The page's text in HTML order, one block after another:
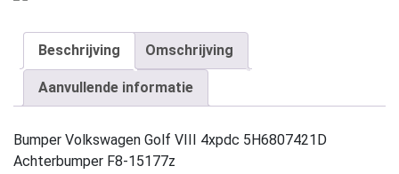
Beschrijving Omschrijving
Aanvullende informatie
Bumper Volkswagen Golf VIII 4xpdc 5H6807421D
Achterbumper F8-15177z